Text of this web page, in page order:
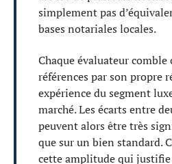
simplement pas
bases notariales locales.
Chaque évaluateur comble
références par son propre
expérience du segment
marché. Les écarts entre
peuvent alors être très
que sur un bien standard.
cette amplitude qui justifie